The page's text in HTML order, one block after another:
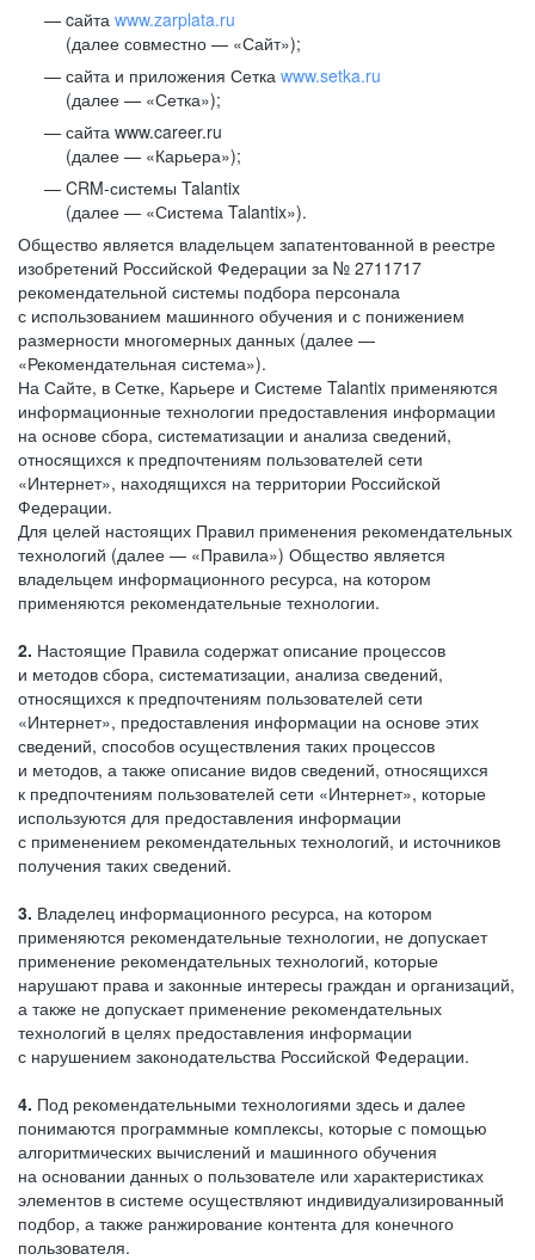
cайта www.zarplata.ru
(далее совместно — «Сайт»);
сайта и приложения Сетка www.setka.ru
(далее — «Сетка»);
сайта www.career.ru
(далее — «Карьера»);
CRM-системы Talantix
(далее — «Система Talantix»).
Общество является владельцем запатентованной в реестре
изобретений Российской Федерации за № 2711717
рекомендательной системы подбора персонала
с использованием машинного обучения и с понижением
размерности многомерных данных (далее —
«Рекомендательная система»).
На Сайте, в Сетке, Карьере и Системе Talantix применяются
информационные технологии предоставления информации
на основе сбора, систематизации и анализа сведений,
относящихся к предпочтениям пользователей сети
«Интернет», находящихся на территории Российской
Федерации.
Для целей настоящих Правил применения рекомендательных
технологий (далее — «Правила») Общество является
владельцем информационного ресурса, на котором
применяются рекомендательные технологии.
2. Настоящие Правила содержат описание процессов
и методов сбора, систематизации, анализа сведений,
относящихся к предпочтениям пользователей сети
«Интернет», предоставления информации на основе этих
сведений, способов осуществления таких процессов
и методов, а также описание видов сведений, относящихся
к предпочтениям пользователей сети «Интернет», которые
используются для предоставления информации
с применением рекомендательных технологий, и источников
получения таких сведений.
3. Владелец информационного ресурса, на котором
применяются рекомендательные технологии, не допускает
применение рекомендательных технологий, которые
нарушают права и законные интересы граждан и организаций,
а также не допускает применение рекомендательных
технологий в целях предоставления информации
с нарушением законодательства Российской Федерации.
4. Под рекомендательными технологиями здесь и далее
понимаются программные комплексы, которые с помощью
алгоритмических вычислений и машинного обучения
на основании данных о пользователе или характеристиках
элементов в системе осуществляют индивидуализированный
подбор, а также ранжирование контента для конечного
пользователя.